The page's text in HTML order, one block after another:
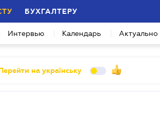
БУХГАЛТЕРУ
Интервью Календарь Актуально
на українську